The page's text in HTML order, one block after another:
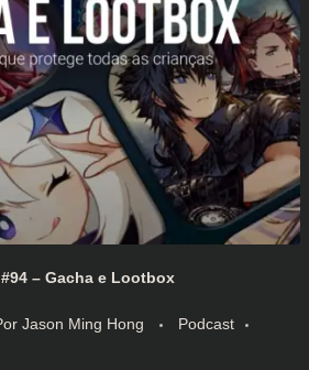
– Gacha e Lootbox
Jason Ming Hong
Podcast